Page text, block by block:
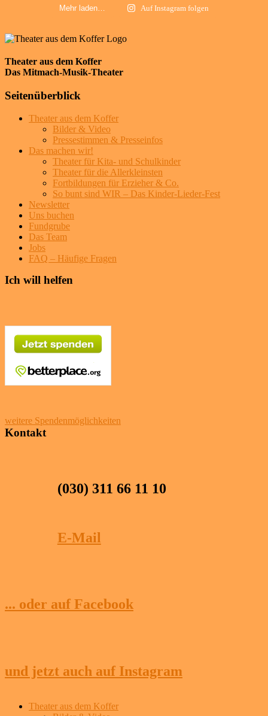
Mehr laden… Auf Instagram folgen
Theater aus dem Koffer
Das Mitmach-Musik-Theater
Seitenüberblick
Theater aus dem Koffer
Bilder & Video
Pressestimmen & Presseinfos
Das machen wir!
Theater für Kita- und Schulkinder
Theater für die Allerkleinsten
Fortbildungen für Erzieher & Co.
So bunt sind WIR – Das Kinder-Lieder-Fest
Newsletter
Uns buchen
Fundgrube
Das Team
Jobs
FAQ – Häufige Fragen
Ich will helfen
weitere Spendenmöglichkeiten
Kontakt
(030) 311 66 11 10
E-Mail
... oder auf Facebook
und jetzt auch auf Instagram
Theater aus dem Koffer